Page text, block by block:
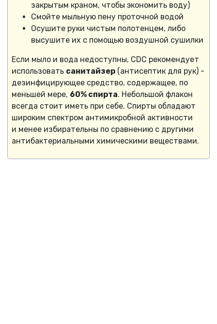
закрытым краном, чтобы экономить воду)
Смойте мыльную пену проточной водой
Осушите руки чистым полотенцем, либо
высушите их с помощью воздушной сушилки
Если мыло и вода недоступны, CDC рекомендует
использовать санитайзер (антисептик для рук) -
дезинфицирующее средство, содержащее, по
меньшей мере, 60% спирта. Небольшой флакон
всегда стоит иметь при себе. Спирты обладают
широким спектром антимикробной активности
и менее избирательны по сравнению с другими
антибактериальными химическими веществами.